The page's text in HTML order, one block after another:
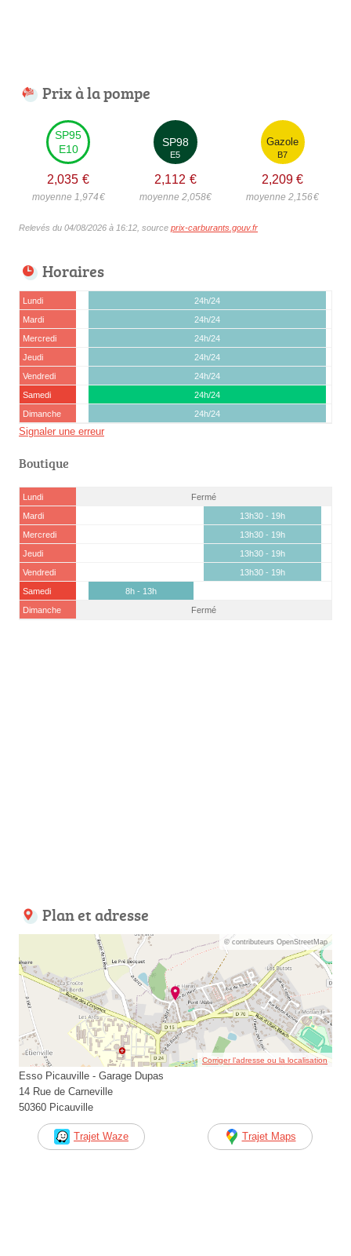
Prix à la pompe
SP95
E10
2,035 €
moyenne 1,974€
SP98
E5
2,112 €
moyenne 2,058€
Gazole
B7
2,209 €
moyenne 2,156€
Relevés du 04/08/2026 à 16:12, source prix-carburants.gouv.fr
Horaires
Lundi
24h/24
Mardi
24h/24
Mercredi
24h/24
Jeudi
24h/24
Vendredi
24h/24
Samedi
24h/24
Dimanche
24h/24
Signaler une erreur
Boutique
Lundi
Fermé
Mardi
13h30 - 19h
Mercredi
13h30 - 19h
Jeudi
13h30 - 19h
Vendredi
13h30 - 19h
Samedi
8h - 13h
Dimanche
Fermé
Plan et adresse
© contributeurs OpenStreetMap
Corriger l’adresse ou la localisation
Esso Picauville - Garage Dupas
14 Rue de Carneville
50360 Picauville
Trajet Waze Trajet Maps